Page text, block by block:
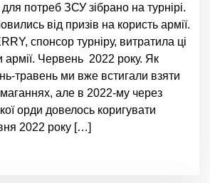
потреб ЗСУ зібрано на турнірі.
від призів на користь армії.
спонсор турніру, витратила ці
армії. Червень 2022 року. Як
травень ми вже встигали взяти
але в 2022-му через
орди довелось коригувати
2022 року […]